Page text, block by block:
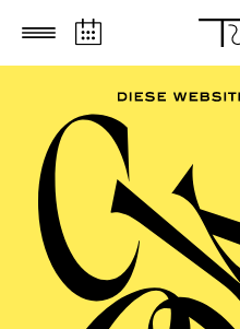
Zum Hauptinhalt springen